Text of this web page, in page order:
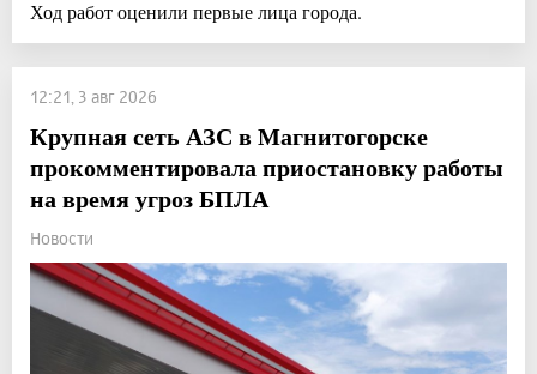
Ход работ оценили первые лица города.
12:21, 3 авг 2026
Крупная сеть АЗС в Магнитогорске
прокомментировала приостановку работы
на время угроз БПЛА
Новости